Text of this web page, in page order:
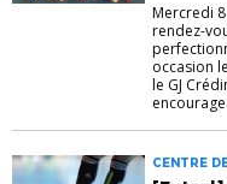
Mercredi
rendez-
occasion
le GJ
CENTRE